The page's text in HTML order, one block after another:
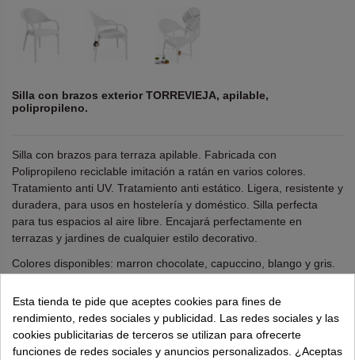
Silla con brazos exterior TORREVIEJA, apilable,
polipropileno.
Silla con brazos para terraza apilable. Fabricada con
Polipropileno reciclable imitación a ratán en varios colores.
Tratamiento anti UV. Tratamiento anti estático. Ligera, resistente y
duradera,
para usos en hostelería y doméstico. Silla perfecta
para tus espacios al aire libre. Encajará perfectamente en
terrazas y jardines de cualquier estilo decorativo.
Colores disponibles: marron chocolate, capuccino, blango y gris.
Colores
BlancoChocolateGris Antracita
Esta tienda te pide que aceptes cookies para fines de
rendimiento, redes sociales y publicidad. Las redes sociales y las
cookies publicitarias de terceros se utilizan para ofrecerte
funciones de redes sociales y anuncios personalizados. ¿Aceptas